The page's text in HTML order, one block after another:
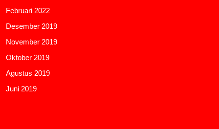
Februari 2022
Desember 2019
November 2019
Oktober 2019
Agustus 2019
Juni 2019